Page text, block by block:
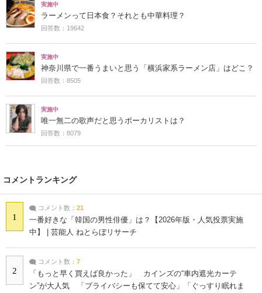
実施中
ラーメンって日本食？それとも中華料理？
回答数：19642
実施中
神奈川県で一番うまいと思う「横浜家系ラーメン店」はどこ？
回答数：8505
実施中
唯一無二の歌声だと思うボーカリストは？
回答数：8079
コメントランキング
1
コメント数： 21
一番好きな「韓国の男性俳優」は？【2026年版・人気投票実施
中】 | 芸能人 ねとらぼリサーチ
2
コメント数： 7
「もっと早く買えば良かった」 カインズの“車内遮光カーテ
ン”が大人気 「プライバシーも保てて安心」「ぐっすり眠れま